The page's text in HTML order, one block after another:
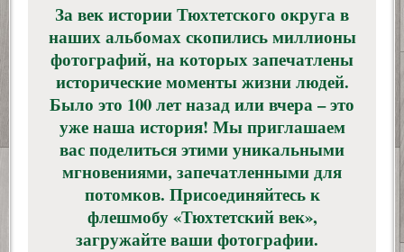
За век истории Тюхтетского округа в
наших альбомах скопились миллионы
фотографий, на которых запечатлены
исторические моменты жизни людей.
Было это 100 лет назад или вчера – это
уже наша история! Мы приглашаем
вас поделиться этими уникальными
мгновениями, запечатленными для
потомков. Присоединяйтесь к
флешмобу «Тюхтетский век»,
загружайте ваши фотографии.